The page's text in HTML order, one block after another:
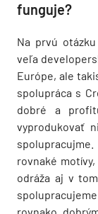
funguje?
Na prvú
veľa
Európe, ale
spolupráca s
dobré a
vyprodukovať
rovnaké
odráža aj v